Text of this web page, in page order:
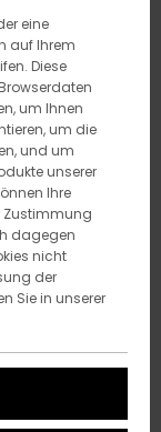
eine
auf Ihrem
Diese
um Ihnen
um die
und um
unserer
Ihre
Zustimmung
dagegen
nicht
der
Sie in unserer